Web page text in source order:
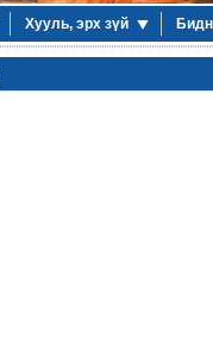
Хууль, эрх зүй